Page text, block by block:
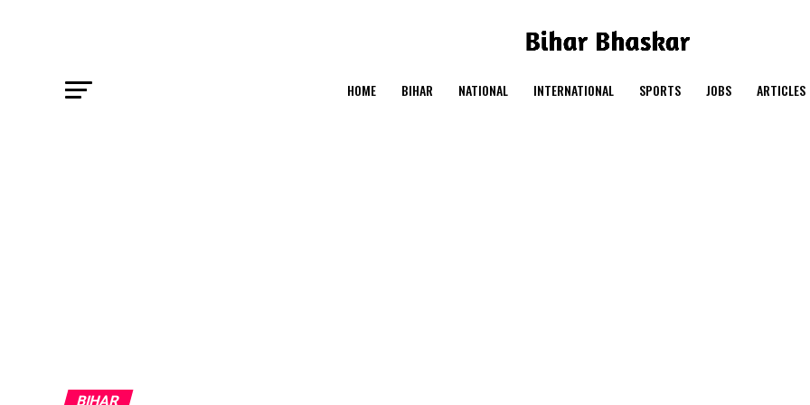
HOME BIHAR NATIONAL INTERNATIONAL SPORTS JOBS ARTICLES
BIHAR